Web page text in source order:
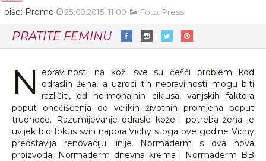
piše: Promo 25.09.2015. 11:00 Foto: Press
PRATITE FEMINU
N epravilnosti na koži sve su češći problem kod
odraslih žena, a uzroci tih nepravilnosti mogu biti
različiti, od hormonalnih ciklusa, vanjskih faktora
poput onečišćenja do velikih životnih promjena poput
trudnoće. Razumijevanje odrasle kože i potreba žena je
uvijek bio fokus svih napora Vichy stoga ove godine Vichy
predstavlja renovaciju linije Normaderm s dva nova
proizvoda: Normaderm dnevna krema i Normaderm BB